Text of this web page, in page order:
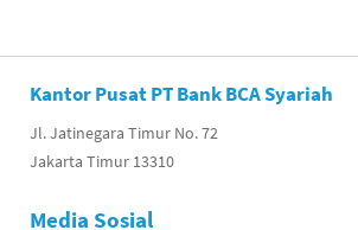
Kantor Pusat PT Bank BCA Syariah
Jl. Jatinegara Timur No. 72
Jakarta Timur 13310
Media Sosial